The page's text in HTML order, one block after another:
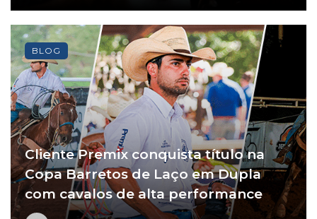
Cliente Premix conquista título na
Copa Barretos de Laço em Dupla
com cavalos de alta performance
BLOG